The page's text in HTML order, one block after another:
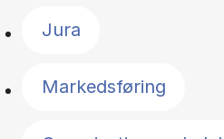
Jura
Markedsføring